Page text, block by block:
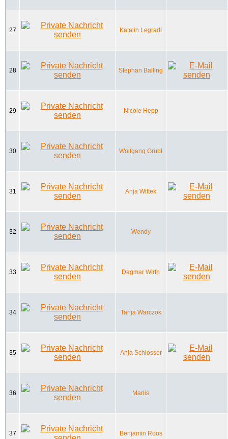
27 Katalin Legradi
28 Stephan Balling
29 Nicole Hepp
30 Wolfgang Grübl
31 Anja Wittek
32 Wendy
33 Dagmar Wirth
34 Tanja Warczok
35 Anja Schlosser
36 Marlis
37 Benjamin Roos